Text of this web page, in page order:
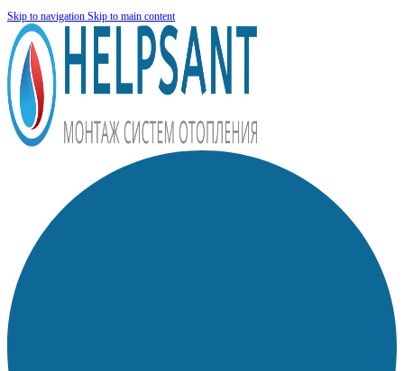
Skip to navigation Skip to main content